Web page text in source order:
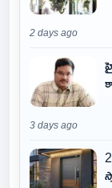
2 days ago
3 days ago